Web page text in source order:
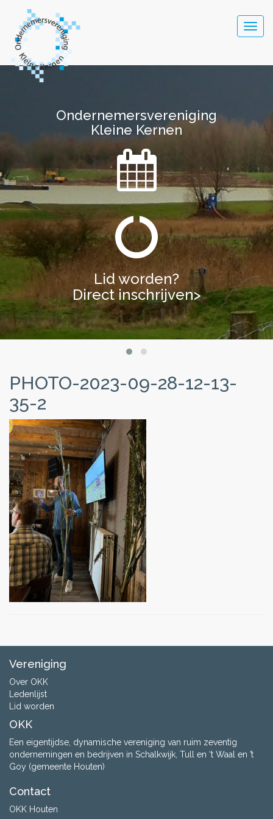
Ondernemersvereniging
Kleine Kernen
Lid worden?
Direct inschrijven>
Ondernemersvereniging
Kleine Kernen
Lid worden?
Direct inschrijven>
PHOTO-2023-09-28-12-13-
35-2
Vereniging
Over OKK
Ledenlijst
Lid worden
OKK
Een eigentijdse, dynamische vereniging van ruim zeventig
ondernemingen en bedrijven in Schalkwijk, Tull en ‘t Waal en ’t
Goy (gemeente Houten)
Contact
OKK Houten